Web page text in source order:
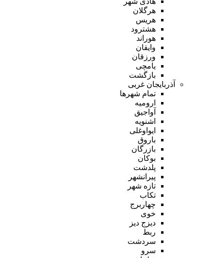
هرگلان
هریس
هشترود
هوراند
وایقان
ورزقان
یامچی
بازگشت
آذربایجان غربی
تمام شهر‌ها
ارومیه
آواجیق
اشنویه
ایواوغلی
باروق
بازرگان
بوکان
پلدشت
پیرانشهر
تازه شهر
تکاب
چهاربرج
خوی
دیزج دیز
ربط
سردشت
سرو